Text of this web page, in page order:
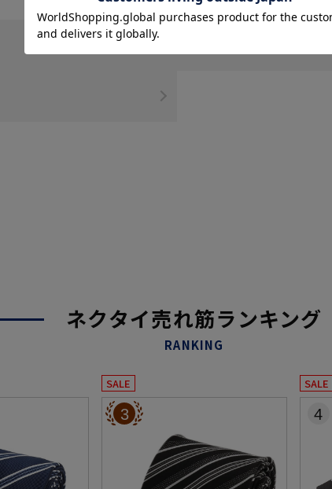
ネクタイ売れ筋ランキング
RANKING
SALE
3
SALE
4